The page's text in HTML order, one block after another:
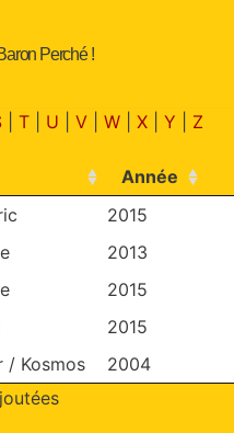
Perché !
| T| U V| W| X| Y Z
Année
2015
2013
2015
2015
/ Kosmos
2004